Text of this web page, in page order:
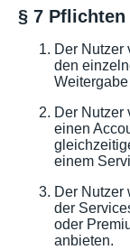
§ 7
Der Nutzer
den
Der Nutzer
einen
einem
Der Nutzer
der
oder
anbieten.